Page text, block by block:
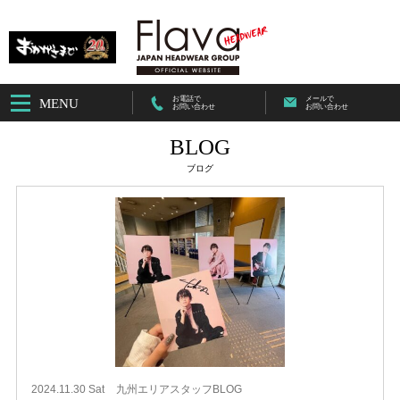
MENU
お電話で
お問い合わせ
メールで
お問い合わせ
BLOG
ブログ
2024.11.30 Sat 九州エリアスタッフBLOG